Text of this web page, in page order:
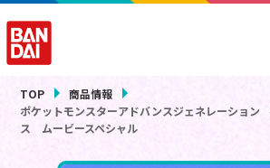
TOP
商品情報
ポケットモンスターアドバンスジェネレーショ
ス ムービースペシャル